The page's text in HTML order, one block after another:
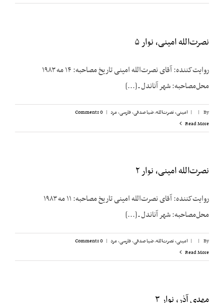
نصرت‌الله امینی، نوار ۵
روایت‌کننده: آقای نصرت‌الله امینی تاریخ مصاحبه: ۱۴ مه ۱۹۸۳
محل‌مصاحبه: شهر آناندل ـ [...]
By
|
| امینی، نصرت‌الله,ضیا صدقی,فارسی,مرد |
0 Comments
Read More
نصرت‌الله امینی، نوار ۲
روایت‌کننده: آقای نصرت‌الله امینی تاریخ مصاحبه: ۱۱ مه ۱۹۸۳
محل‌مصاحبه: شهر آناندل ـ [...]
By
|
| امینی، نصرت‌الله,ضیا صدقی,فارسی,مرد |
0 Comments
Read More
مهدی آذر، نوار ۳